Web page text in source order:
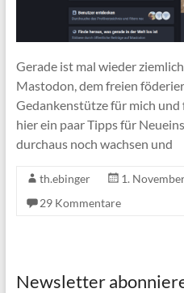
Gerade ist mal wieder
Mastodon, dem freien
Gedankenstütze für mich und
hier ein paar Tipps für
durchaus noch wachsen und
th.ebinger 1.
29 Kommentare
Newsletter